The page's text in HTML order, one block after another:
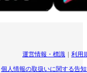
運営情報・標識 利用
個人情報の取扱いに関する告